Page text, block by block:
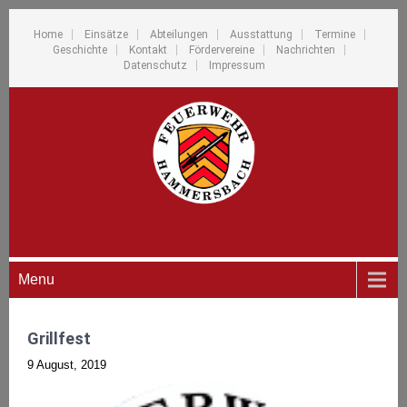
Home Einsätze Abteilungen Ausstattung
Termine
Geschichte
Kontakt Fördervereine
Nachrichten
Datenschutz
Impressum
Menu
Grillfest
9 August, 2019